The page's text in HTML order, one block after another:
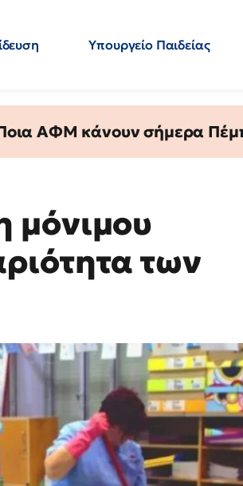
Υπουργείο Παιδείας
ΑΦΜ κάνουν σήμερα
μόνιμου
των